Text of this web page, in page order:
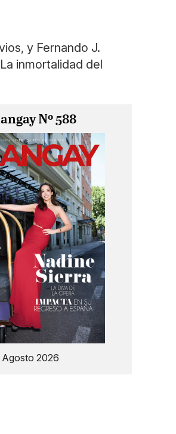
y Fernando J.
inmortalidad del
Nº 588
Agosto 2026